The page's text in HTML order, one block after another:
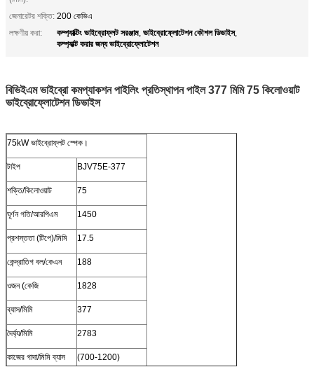
জেনারেটর শক্তি: 200 কেভিএ
লক্ষণীয় করা:
কম্প্যাক্টিং ভাইব্রোফ্লট সরঞ্জাম, ভাইব্রোফ্লোটেশন কৌশল ডিভাইস,
কম্প্যাক্ট করার জন্য ভাইব্রোফ্লোটেশন
বিভিইএম ভাইব্রো কমপ্যাকশন পাইলিং প্রতিস্থাপন পাইল 377 মিমি 75 কিলোওয়াট
ভাইব্রোফ্লোটেশন ডিভাইস
75kW ভাইব্রোফ্লট স্পেক।
টাইপ BJV75E-377
শক্তি/কিলোওয়াট 75
ঘূর্ণন গতি/আরপিএম 1450
প্রশস্ততা (টিপে)/মিমি 17.5
কেন্দ্রাতিগ বল/কেএন 188
ওজন (কেজি 1828
ব্যাস/মিমি 377
দৈর্ঘ্য/মিমি 2783
কাজের গাদা/মিমি ব্যাস (700-1200)